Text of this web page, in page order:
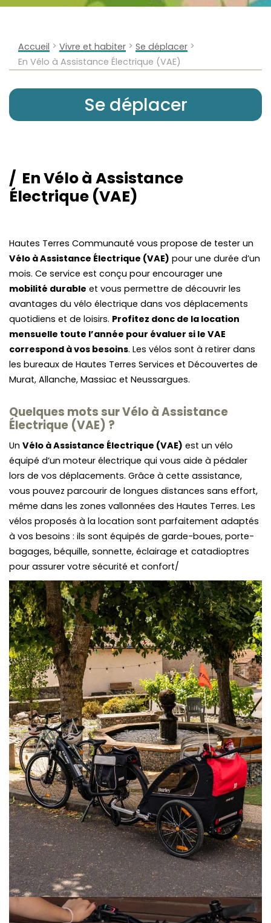
Accueil > Vivre et habiter > Se déplacer >
En Vélo à Assistance Électrique (VAE)
Se déplacer
En Vélo à Assistance
Électrique (VAE)
Hautes Terres Communauté vous propose de tester un
Vélo à Assistance Électrique (VAE) pour une durée d’un
mois. Ce service est conçu pour encourager une
mobilité durable et vous permettre de découvrir les
avantages du vélo électrique dans vos déplacements
quotidiens et de loisirs. Profitez donc de la location
mensuelle toute l’année pour évaluer si le VAE
correspond à vos besoins. Les vélos sont à retirer dans
les bureaux de Hautes Terres Services et Découvertes de
Murat, Allanche, Massiac et Neussargues.
Quelques mots sur Vélo à Assistance
Électrique (VAE) ?
Un Vélo à Assistance Électrique (VAE) est un vélo
équipé d’un moteur électrique qui vous aide à pédaler
lors de vos déplacements. Grâce à cette assistance,
vous pouvez parcourir de longues distances sans effort,
même dans les zones vallonnées des Hautes Terres. Les
vélos proposés à la location sont parfaitement adaptés
à vos besoins : ils sont équipés de garde-boues, porte-
bagages, béquille, sonnette, éclairage et catadioptres
pour assurer votre sécurité et confort/